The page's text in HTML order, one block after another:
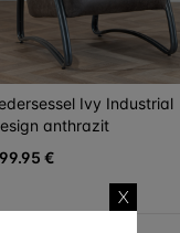
Ivy Industrial
anthrazit
€
X